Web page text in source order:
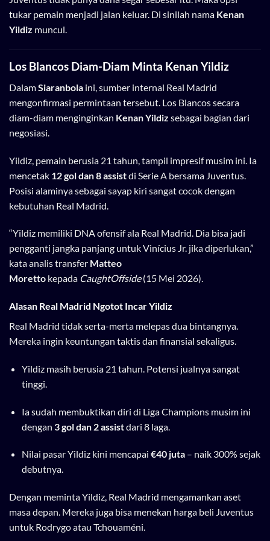
tukar pemain menjadi jalan keluar. Di sinilah nama Kenan
Yildiz muncul.
Los Blancos Diam-Diam Minta Kenan Yildiz
DalamSiaranbola ini, sumber internal Real Madrid
mengonfirmasi permintaan tersebut. Los Blancos secara
diam-diam menginginkan Kenan Yildiz sebagai bagian dari
negosiasi.
Yildiz, pemain berusia 21 tahun, tampil impresif musim ini. Ia
mencetak 12 gol dan 8 assistdi Serie A bersama Juventus.
Posisi alaminya sebagai sayap kiri sangat cocok dengan
kebutuhan Real Madrid.
“Yildiz memiliki DNA ofensif ala Real Madrid. Dia bisa jadi
pengganti jangka panjang untuk Vinícius Jr. jika diperlukan,”
kata analis transfer Matteo
Moretto kepada CaughtOffside(15 Mei 2026).
Alasan Real Madrid Ngotot Incar Yildiz
Real Madrid tidak serta-merta melepas dua bintangnya.
Mereka ingin keuntungan taktis dan finansial sekaligus.
Yildiz masih berusia 21 tahun. Potensi jualnya sangat
tinggi.
Ia sudah membuktikan diri di Liga Champions musim ini
dengan 3 gol dan 2 assistdari 8 laga.
Nilai pasar Yildiz kini mencapai €40 juta– naik 300% sejak
debutnya.
Dengan meminta Yildiz, Real Madrid mengamankan aset
masa depan. Mereka juga bisa menekan harga beli Juventus
untuk Rodrygo atau Tchouaméni.